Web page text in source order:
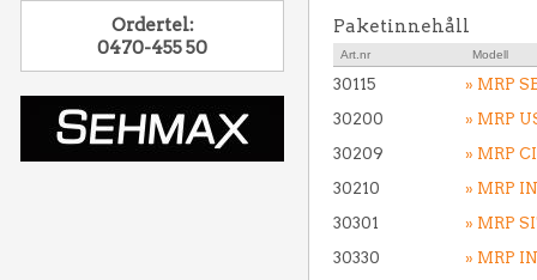
Ordertel:
0470-455 50
Paketinnehåll
Art.nr Modell
30115
» MRP
30200
» MRP
30209
» MRP
30210
» MRP
30301
» MRP
30330
» MRP